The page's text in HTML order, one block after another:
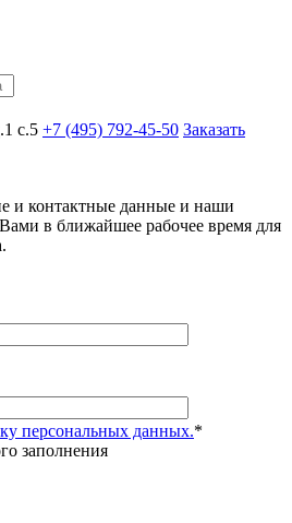
c.5 +7 (495) 792-45-50 Заказать
и контактные данные и наши
в ближайшее рабочее время для
персональных данных.*
заполнения